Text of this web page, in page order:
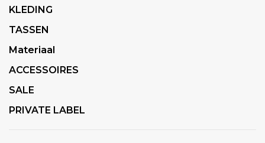
KLEDING
TASSEN
Materiaal
ACCESSOIRES
SALE
PRIVATE LABEL